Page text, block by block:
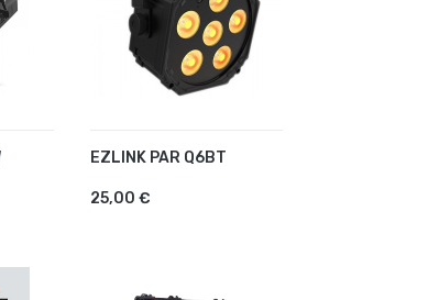
EZLINK PAR Q6BT
25,00 €
AJOUTER AU PANIER